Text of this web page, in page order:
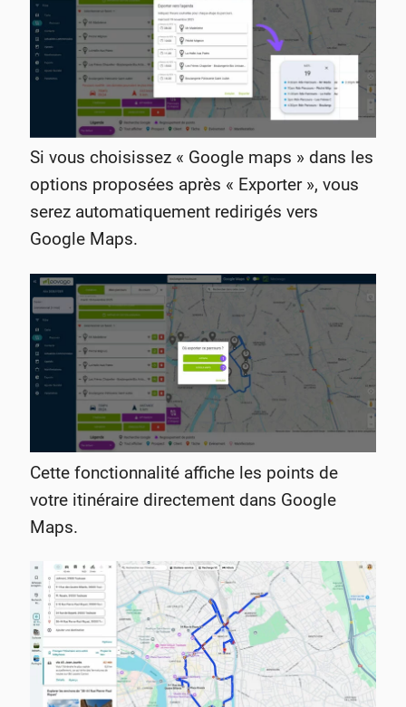
Si vous choisissez « Google maps » dans les
options proposées après « Exporter », vous
serez automatiquement redirigés vers
Google Maps.
Cette fonctionnalité affiche les points de
votre itinéraire directement dans Google
Maps.